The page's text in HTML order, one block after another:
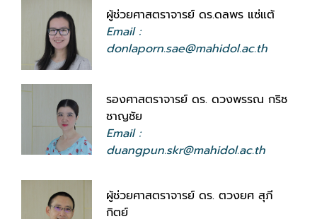
ผู้ช่วยศาสตราจารย์ ดร.ดลพร แซ่แต้
Email :
donlaporn.sae@mahidol.ac.th
รองศาสตราจารย์ ดร. ดวงพรรณ กริช
ชาญชัย
Email :
duangpun.skr@mahidol.ac.th
ผู้ช่วยศาสตราจารย์ ดร. ตวงยศ สุภี
กิตย์